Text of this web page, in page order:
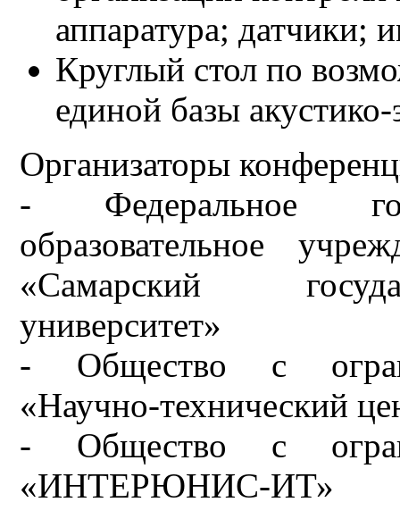
аппаратура; датчики;
Круглый стол по
единой базы
Организаторы
- Федеральное
образовательное
«Самарский
университет»
- Общество с
«Научно-технический
- Общество с
«ИНТЕРЮНИС-ИТ»